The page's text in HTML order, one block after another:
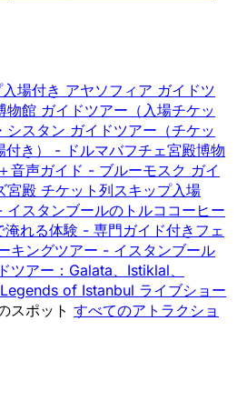
場付き アヤソフィア ガイドツ
物館 ガイドツアー（入場チケッ
シスタン ガイドツアー（チケッ
付き） - ドルマバフチェ宮殿博物
音声ガイド - ブルーモスク ガイ
宮殿 チケット列スキップ入場
イスタンブールのトルココーヒー
淹れる体験 - 専門ガイド付きフェ
キングツアー - イスタンブール
ツアー：Galata、Istiklal、
Legends of Istanbul ライブショー
スポット すべてのアトラクショ